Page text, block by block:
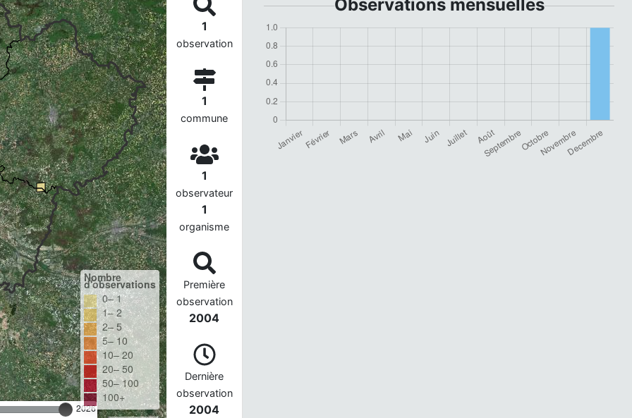
2026
Nombre
d'observations
0– 1
1– 2
2– 5
5– 10
10– 20
20– 50
50– 100
100+
1
observation
1
commune
1
observateur
1
organisme
Première
observation
2004
Dernière
observation
2004
Observations mensuelles